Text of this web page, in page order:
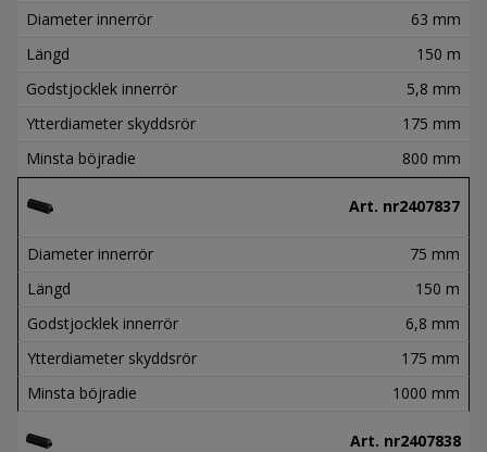
Diameter innerrör
63 mm
Längd
150 m
Godstjocklek innerrör
5,8 mm
Ytterdiameter skyddsrör
175 mm
Minsta böjradie
800 mm
Art. nr2407837
Diameter innerrör
75 mm
Längd
150 m
Godstjocklek innerrör
6,8 mm
Ytterdiameter skyddsrör
175 mm
Minsta böjradie
1000 mm
Art. nr2407838